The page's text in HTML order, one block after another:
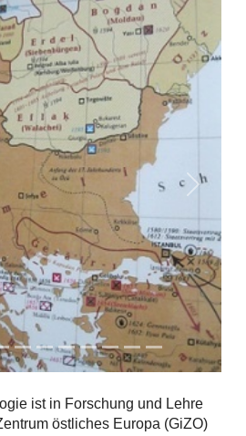
Next
ist in Forschung und Lehre
östliches Europa (GiZO)